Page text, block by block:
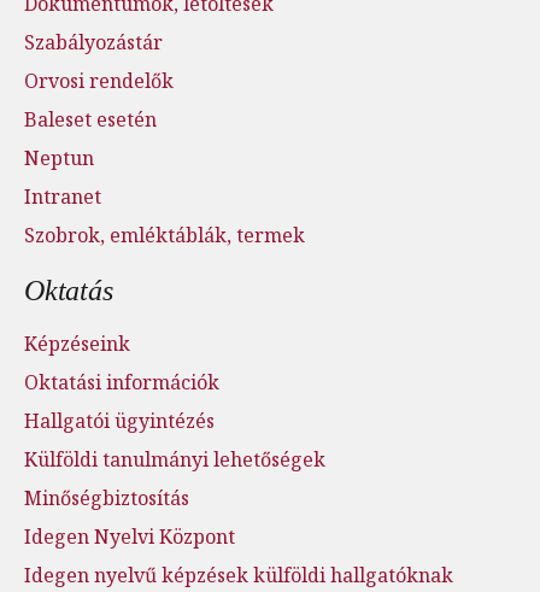
Szabályozástár
Orvosi rendelők
Baleset esetén
Neptun
Intranet
Szobrok, emléktáblák, termek
Oktatás
Képzéseink
Oktatási információk
Hallgatói ügyintézés
Külföldi tanulmányi lehetőségek
Minőségbiztosítás
Idegen Nyelvi Központ
Idegen nyelvű képzések külföldi hallgatóknak